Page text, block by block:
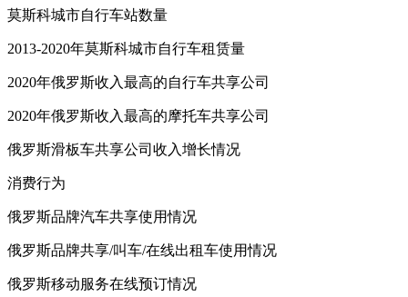
莫斯科城市自行车站数量
2013-2020年莫斯科城市自行车租赁量
2020年俄罗斯收入最高的自行车共享公司
2020年俄罗斯收入最高的摩托车共享公司
俄罗斯滑板车共享公司收入增长情况
消费行为
俄罗斯品牌汽车共享使用情况
俄罗斯品牌共享/叫车/在线出租车使用情况
俄罗斯移动服务在线预订情况